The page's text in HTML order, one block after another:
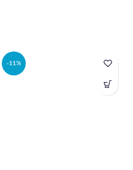
-11%